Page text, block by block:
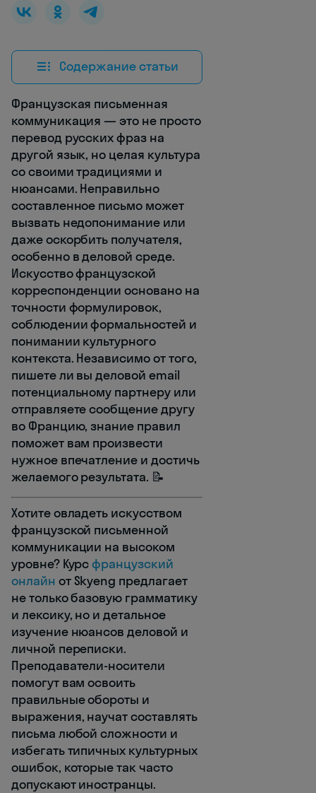
Содержание статьи
Французская письменная
коммуникация — это не просто
перевод русских фраз на
другой язык, но целая культура
со своими традициями и
нюансами. Неправильно
составленное письмо может
вызвать недопонимание или
даже оскорбить получателя,
особенно в деловой среде.
Искусство французской
корреспонденции основано на
точности формулировок,
соблюдении формальностей и
понимании культурного
контекста. Независимо от того,
пишете ли вы деловой email
потенциальному партнеру или
отправляете сообщение другу
во Францию, знание правил
поможет вам произвести
нужное впечатление и достичь
желаемого результата. 📝
Хотите овладеть искусством
французской письменной
коммуникации на высоком
уровне? Курсфранцузский
онлайн от Skyeng предлагает
не только базовую грамматику
и лексику, но и детальное
изучение нюансов деловой и
личной переписки.
Преподаватели-носители
помогут вам освоить
правильные обороты и
выражения, научат составлять
письма любой сложности и
избегать типичных культурных
ошибок, которые так часто
допускают иностранцы.